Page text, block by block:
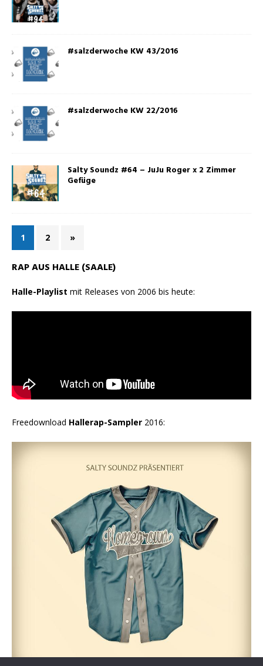
#salzderwoche KW 43/2016
#salzderwoche KW 22/2016
Salty Soundz #64 – JuJu Roger x 2 Zimmer
Gefüge
1 2 »
RAP AUS HALLE (SAALE)
Halle-Playlist mit Releases von 2006 bis heute:
Freedownload Hallerap-Sampler 2016: